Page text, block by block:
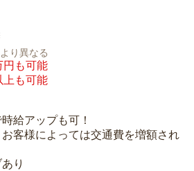
り異なる
円も可能
上も可能
給アップも可！
客様によっては交通費を増額され
り